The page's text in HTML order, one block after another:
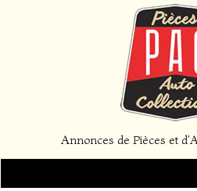
Annonces de Pièces et